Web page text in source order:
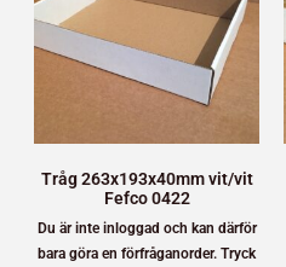
Tråg 263x193x40mm vit/vit
Fefco 0422
Du är inte inloggad och kan därför
bara göra en förfråganorder. Tryck